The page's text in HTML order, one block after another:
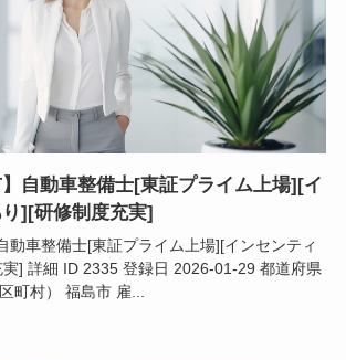
】自動車整備士[東証プライム上場][イ
][研修制度充実]
動車整備士[東証プライム上場][インセンティ
] 詳細 ID 2335 登録日 2026-01-29 都道府県
町村） 福島市 雇...